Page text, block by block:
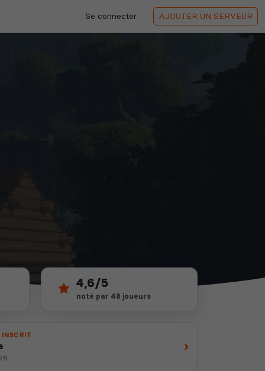
Se connecter AJOUTER UN SERVEUR
4,6/5
noté par 48 joueurs
INSCRIT
›